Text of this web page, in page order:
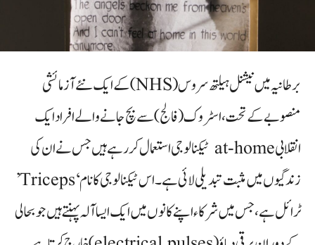
برطانیہ میں نیشنل ہیلتھ سروس (NHS) کے ایک نئے آزمائشی
منصوبے کے تحت، اسٹروک (فالج) سے بچ جانے والے افراد ایک
انقلابی at-home ٹیکنالوجی استعمال کر رہے ہیں جس نے ان کی
زندگیوں میں مثبت تبدیلی لائی ہے۔ اس ٹیکنالوجی کا نام ‘Triceps’
ٹرائل ہے، جس میں شرکاء اپنے کانوں میں ایک ایسا آلہ پہنتے ہیں جو بحالی